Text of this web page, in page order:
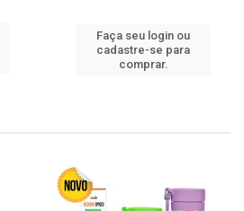
Faça seu login ou
cadastre-se para
comprar.